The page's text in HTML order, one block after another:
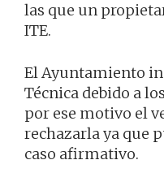
las que un
ITE.
El Ayuntamiento
Técnica debido a
por ese motivo el
rechazarla ya que
caso afirmativo.